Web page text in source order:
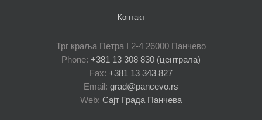
Контакт
Трг краља Петра I 2-4 26000 Панчево
Phone: +381 13 308 830 (централа)
Fax: +381 13 343 827
Email: grad@pancevo.rs
Web: Сајт Града Панчева